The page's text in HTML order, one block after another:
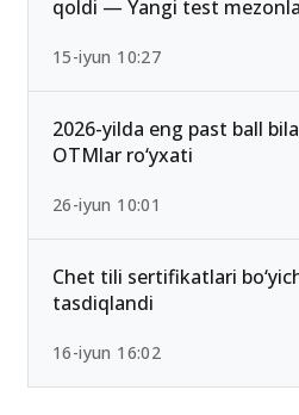
qoldi — Yangi test
15-iyun 10:27
2026-yilda eng past ball
OTMlar ro‘yxati
26-iyun 10:01
Chet tili sertifikatlari
tasdiqlandi
16-iyun 16:02